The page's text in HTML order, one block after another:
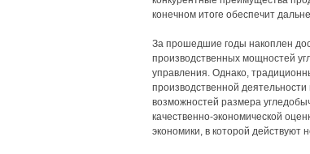
конечном итоге обеспечит
За прошедшие годы накоплен
производственных мощностей
управления. Однако,
производственной
возможностей размера
качественно-экономической
экономики, в которой действуют